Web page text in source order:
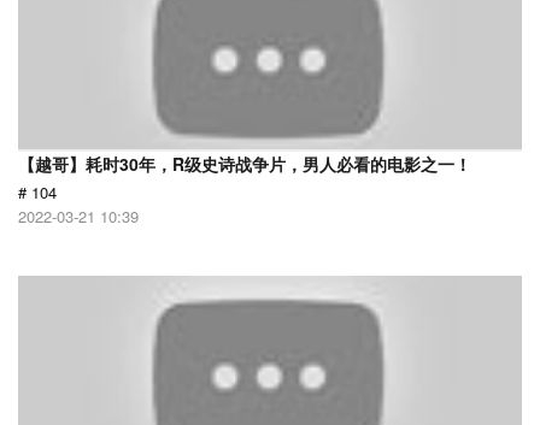
【越哥】耗时30年，R级史诗战争片，男人必看的电影之一！
# 104
2022-03-21 10:39